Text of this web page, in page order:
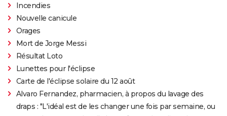
Incendies
Nouvelle canicule
Orages
Mort de Jorge Messi
Résultat Loto
Lunettes pour l'éclipse
Carte de l'éclipse solaire du 12 août
Alvaro Fernandez, pharmacien, à propos du lavage des
draps : "L'idéal est de les changer une fois par semaine, ou